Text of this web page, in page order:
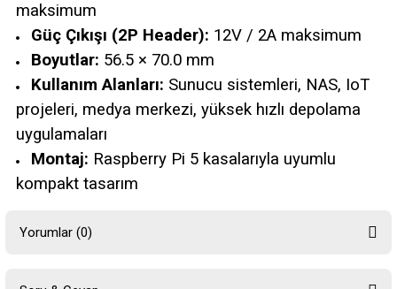
maksimum
Güç Çıkışı (2P Header): 12V / 2A maksimum
Boyutlar: 56.5 × 70.0 mm
Kullanım Alanları: Sunucu sistemleri, NAS, IoT
projeleri, medya merkezi, yüksek hızlı depolama
uygulamaları
Montaj: Raspberry Pi 5 kasalarıyla uyumlu
kompakt tasarım
Yorumlar (0)